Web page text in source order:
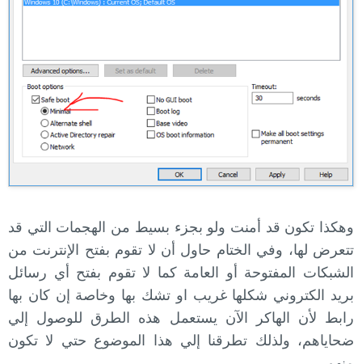
وهكذا تكون قد أمنت ولو بجزء بسيط من الهجمات التي قد
تتعرض لها، وفي الختام حاول أن لا تقوم بفتح الإنترنت من
الشبكات المفتوحة أو العامة كما لا تقوم بفتح أي رسائل
بريد الكتروني شكلها غريب او تشك بها وخاصة إن كان بها
رابط لأن الهاكر الآن يستعمل هذه الطرق للوصول إلي
ضحاياهم، ولذلك تطرقنا إلي هذا الموضوع حتي لا تكون